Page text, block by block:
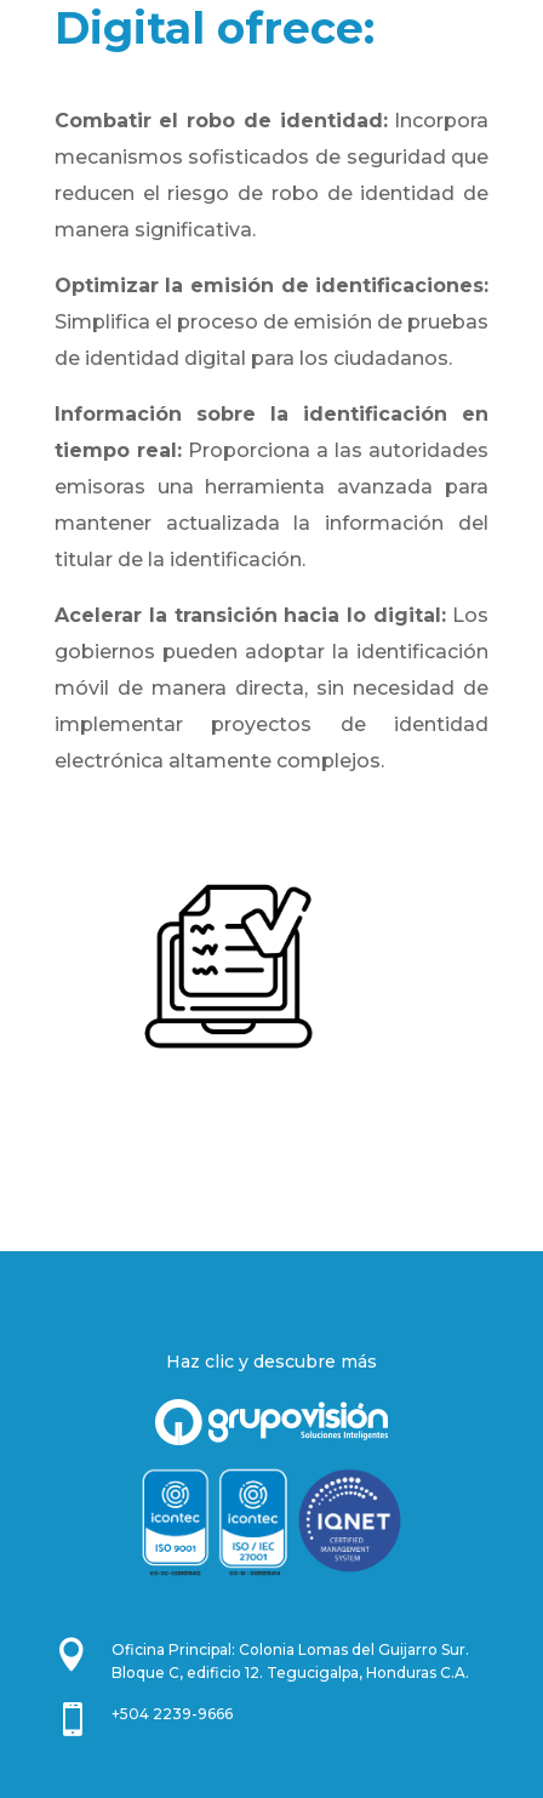
Digital ofrece:
Combatir el robo de identidad:Incorpora
mecanismos sofisticados de seguridad que
reducen el riesgo de robo de identidad de
manera significativa.
Optimizar la emisión de identificaciones:
Simplifica el proceso de emisión de pruebas
de identidad digital para los ciudadanos.
Información sobre la identificación en
tiempo real:Proporciona a las autoridades
emisoras una herramienta avanzada para
mantener actualizada la información del
titular de la identificación.
Acelerar la transición hacia lo digital: Los
gobiernos pueden adoptar la identificación
móvil de manera directa, sin necesidad de
implementar proyectos de identidad
electrónica altamente complejos.
Haz clic y descubre más

Oficina Principal: Colonia Lomas del Guijarro Sur.
Bloque C, edificio 12. Tegucigalpa, Honduras C.A.
 +504 2239-9666